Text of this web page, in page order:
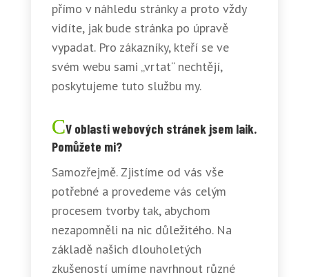
přímo v náhledu stránky a proto vždy
vidíte, jak bude stránka po úpravě
vypadat. Pro zákazníky, kteří se ve
svém webu sami „vrtat“ nechtějí,
poskytujeme tuto službu my.
V oblasti webových stránek jsem laik.
Pomůžete mi?
Samozřejmě. Zjistíme od vás vše
potřebné a provedeme vás celým
procesem tvorby tak, abychom
nezapomněli na nic důležitého. Na
základě našich dlouholetých
zkušeností umíme navrhnout různé